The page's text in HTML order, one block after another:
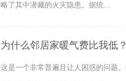
略了其中潜藏的火灾隐患。据统…
为什么邻居家暖气费比我低？
这是一个非常普遍且让人困惑的问题